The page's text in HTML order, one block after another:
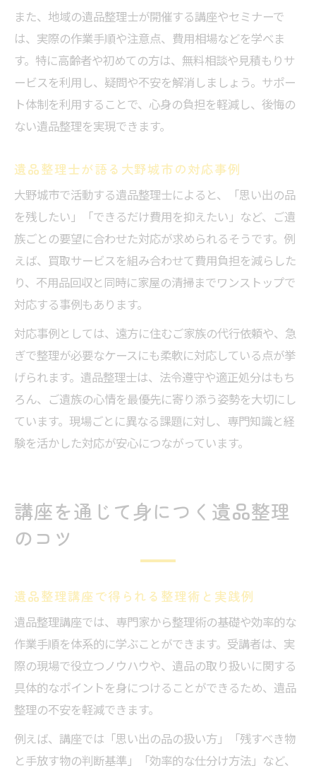
また、地域の遺品整理士が開催する講座やセミナーで
は、実際の作業手順や注意点、費用相場などを学べま
す。特に高齢者や初めての方は、無料相談や見積もりサ
ービスを利用し、疑問や不安を解消しましょう。サポー
ト体制を利用することで、心身の負担を軽減し、後悔の
ない遺品整理を実現できます。
遺品整理士が語る大野城市の対応事例
大野城市で活動する遺品整理士によると、「思い出の品
を残したい」「できるだけ費用を抑えたい」など、ご遺
族ごとの要望に合わせた対応が求められるそうです。例
えば、買取サービスを組み合わせて費用負担を減らした
り、不用品回収と同時に家屋の清掃までワンストップで
対応する事例もあります。
対応事例としては、遠方に住むご家族の代行依頼や、急
ぎで整理が必要なケースにも柔軟に対応している点が挙
げられます。遺品整理士は、法令遵守や適正処分はもち
ろん、ご遺族の心情を最優先に寄り添う姿勢を大切にし
ています。現場ごとに異なる課題に対し、専門知識と経
験を活かした対応が安心につながっています。
講座を通じて身につく遺品整理
のコツ
遺品整理講座で得られる整理術と実践例
遺品整理講座では、専門家から整理術の基礎や効率的な
作業手順を体系的に学ぶことができます。受講者は、実
際の現場で役立つノウハウや、遺品の取り扱いに関する
具体的なポイントを身につけることができるため、遺品
整理の不安を軽減できます。
例えば、講座では「思い出の品の扱い方」「残すべき物
と手放す物の判断基準」「効率的な仕分け方法」など、